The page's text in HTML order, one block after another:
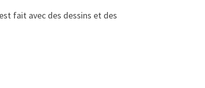
fait avec des dessins et des